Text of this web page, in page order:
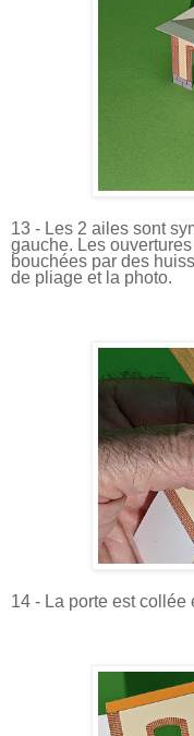
13 - Les 2 ailes sont
gauche. Les
bouchées par des
de pliage et la photo.
14 - La porte est collée